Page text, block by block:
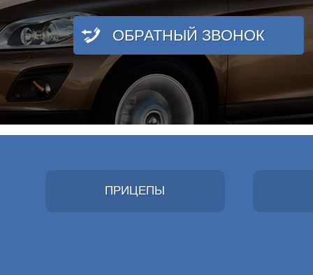
ОБРАТНЫЙ ЗВОНОК
ПРИЦЕПЫ